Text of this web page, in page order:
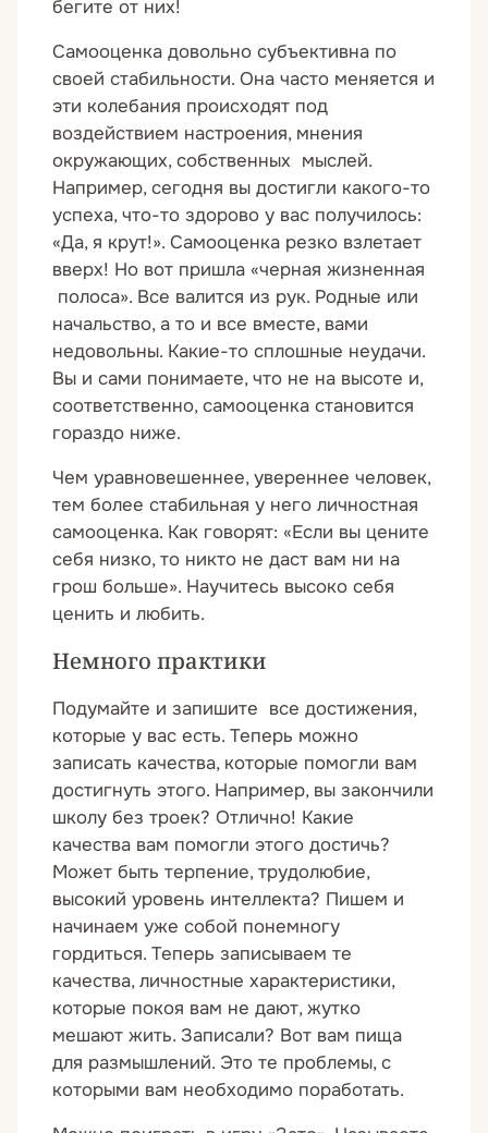
бегите от них!
Самооценка довольно субъективна по
своей стабильности. Она часто меняется и
эти колебания происходят под
воздействием настроения, мнения
окружающих, собственных мыслей.
Например, сегодня вы достигли какого-то
успеха, что-то здорово у вас получилось:
«Да, я крут!». Самооценка резко взлетает
вверх! Но вот пришла «черная жизненная
полоса». Все валится из рук. Родные или
начальство, а то и все вместе, вами
недовольны. Какие-то сплошные неудачи.
Вы и сами понимаете, что не на высоте и,
соответственно, самооценка становится
гораздо ниже.
Чем уравновешеннее, увереннее человек,
тем более стабильная у него личностная
самооценка. Как говорят: «Если вы цените
себя низко, то никто не даст вам ни на
грош больше». Научитесь высоко себя
ценить и любить.
Немного практики
Подумайте и запишите все достижения,
которые у вас есть. Теперь можно
записать качества, которые помогли вам
достигнуть этого. Например, вы закончили
школу без троек? Отлично! Какие
качества вам помогли этого достичь?
Может быть терпение, трудолюбие,
высокий уровень интеллекта? Пишем и
начинаем уже собой понемногу
гордиться. Теперь записываем те
качества, личностные характеристики,
которые покоя вам не дают, жутко
мешают жить. Записали? Вот вам пища
для размышлений. Это те проблемы, с
которыми вам необходимо поработать.